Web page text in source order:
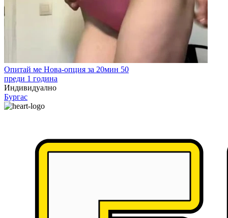
Опитай ме Нова-опция за 20мин 50
преди 1 година
Индивидуално
Бургас